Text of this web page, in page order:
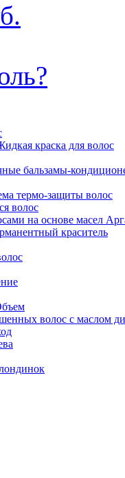
краска для волос
бальзамы-
термо-защиты волос
волос
на основе масел
краситель
волос с маслом